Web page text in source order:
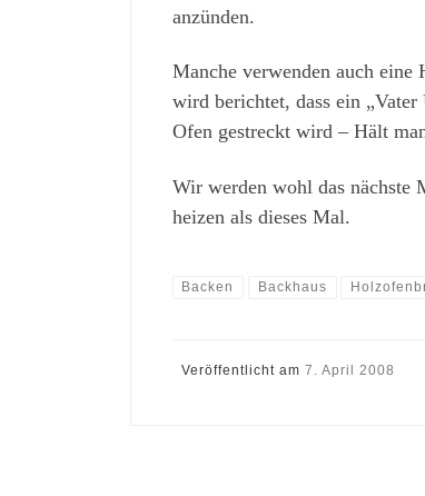
anzünden.
Manche verwenden auch
wird berichtet, dass ein
Ofen gestreckt wird – Hält
Wir werden wohl das nächste
heizen als dieses Mal.
Backen Backhaus
Veröffentlicht am 7. April 2008